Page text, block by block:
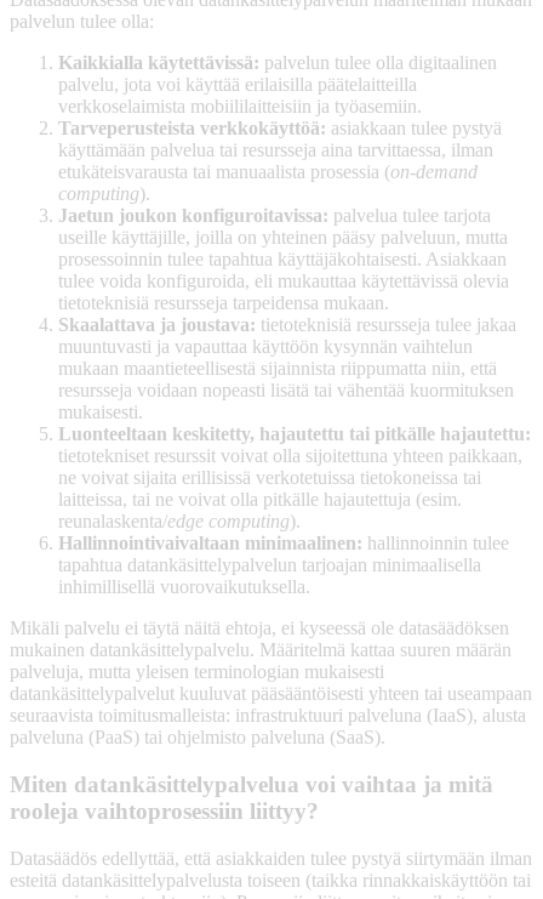
palvelun tulee olla:
Kaikkialla käytettävissä: palvelun tulee olla digitaalinen
palvelu, jota voi käyttää erilaisilla päätelaitteilla
verkkoselaimista mobiililaitteisiin ja työasemiin.
Tarveperusteista verkkokäyttöä: asiakkaan tulee pystyä
käyttämään palvelua tai resursseja aina tarvittaessa, ilman
etukäteisvarausta tai manuaalista prosessia (on-demand
computing).
Jaetun joukon konfiguroitavissa: palvelua tulee tarjota
useille käyttäjille, joilla on yhteinen pääsy palveluun, mutta
prosessoinnin tulee tapahtua käyttäjäkohtaisesti. Asiakkaan
tulee voida konfiguroida, eli mukauttaa käytettävissä olevia
tietoteknisiä resursseja tarpeidensa mukaan.
Skaalattava ja joustava: tietoteknisiä resursseja tulee jakaa
muuntuvasti ja vapauttaa käyttöön kysynnän vaihtelun
mukaan maantieteellisestä sijainnista riippumatta niin, että
resursseja voidaan nopeasti lisätä tai vähentää kuormituksen
mukaisesti.
Luonteeltaan keskitetty, hajautettu tai pitkälle hajautettu:
tietotekniset resurssit voivat olla sijoitettuna yhteen paikkaan,
ne voivat sijaita erillisissä verkotetuissa tietokoneissa tai
laitteissa, tai ne voivat olla pitkälle hajautettuja (esim.
reunalaskenta/edge computing).
Hallinnointivaivaltaan minimaalinen: hallinnoinnin tulee
tapahtua datankäsittelypalvelun tarjoajan minimaalisella
inhimillisellä vuorovaikutuksella.
Mikäli palvelu ei täytä näitä ehtoja, ei kyseessä ole datasäädöksen
mukainen datankäsittelypalvelu. Määritelmä kattaa suuren määrän
palveluja, mutta yleisen terminologian mukaisesti
datankäsittelypalvelut kuuluvat pääsääntöisesti yhteen tai useampaan
seuraavista toimitusmalleista: infrastruktuuri palveluna (IaaS), alusta
palveluna (PaaS) tai ohjelmisto palveluna (SaaS).
Miten datankäsittelypalvelua voi vaihtaa ja mitä
rooleja vaihtoprosessiin liittyy?
Datasäädös edellyttää, että asiakkaiden tulee pystyä siirtymään ilman
esteitä datankäsittelypalvelusta toiseen (taikka rinnakkaiskäyttöön tai